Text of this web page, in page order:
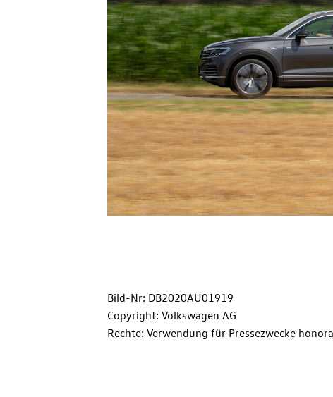
Bild-Nr: DB2020AU01919
Copyright: Volkswagen AG
Rechte: Verwendung für Pressezwecke